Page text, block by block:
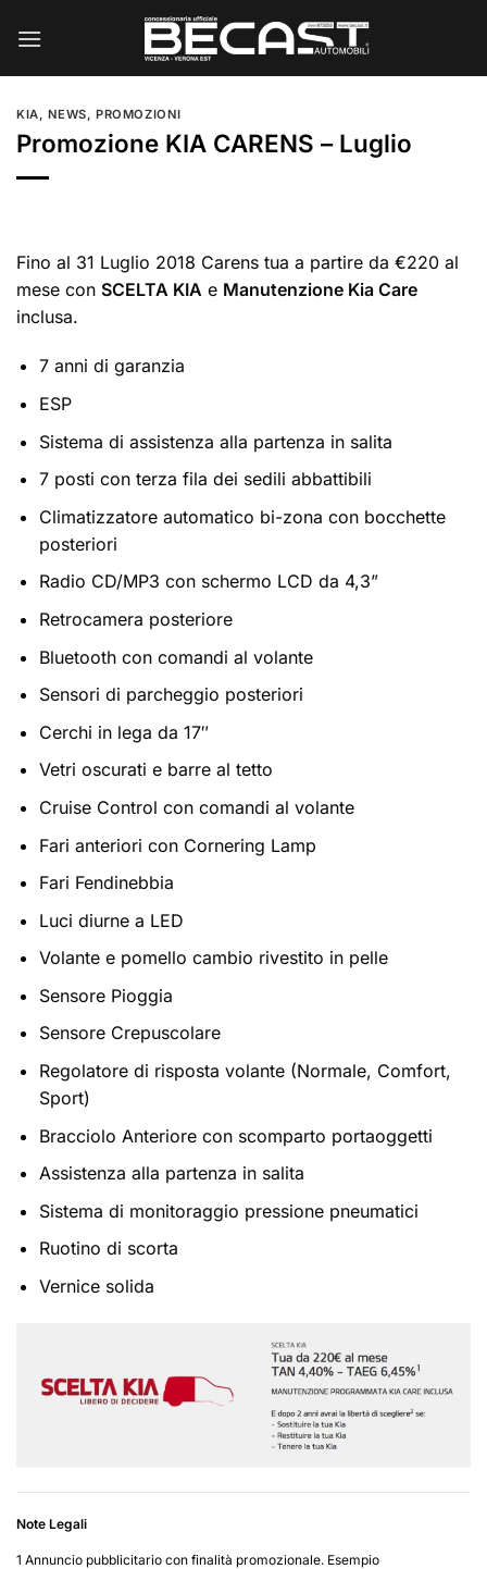
KIA, NEWS,PROMOZIONI
Promozione KIA CARENS – Luglio
Fino al 31 Luglio 2018 Carens tua a partire da €220 al
mese con SCELTA KIA e Manutenzione Kia Care
inclusa.
7 anni di garanzia
ESP
Sistema di assistenza alla partenza in salita
7 posti con terza fila dei sedili abbattibili
Climatizzatore automatico bi-zona con bocchette
posteriori
Radio CD/MP3 con schermo LCD da 4,3”
Retrocamera posteriore
Bluetooth con comandi al volante
Sensori di parcheggio posteriori
Cerchi in lega da 17″
Vetri oscurati e barre al tetto
Cruise Control con comandi al volante
Fari anteriori con Cornering Lamp
Fari Fendinebbia
Luci diurne a LED
Volante e pomello cambio rivestito in pelle
Sensore Pioggia
Sensore Crepuscolare
Regolatore di risposta volante (Normale, Comfort,
Sport)
Bracciolo Anteriore con scomparto portaoggetti
Assistenza alla partenza in salita
Sistema di monitoraggio pressione pneumatici
Ruotino di scorta
Vernice solida
Note Legali
1 Annuncio pubblicitario con finalità promozionale. Esempio